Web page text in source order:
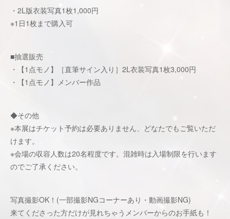
・2L版衣装写真1枚1,000円
※1日1枚まで購入可
■抽選販売
・【1点モノ】［直筆サイン入り］2L衣装写真1枚3,000円
・【1点モノ】メンバー作品
◆その他
※本展はチケット予約は必要ありません、どなたでもご覧いただ
けます。
※会場の収容人数は20名程度です。混雑時は入場制限を行います
のでご了承ください。
写真撮影OK！(一部撮影NGコーナーあり・動画撮影NG)
来てくださった方だけが見れちゃうメンバーからのお手紙も！